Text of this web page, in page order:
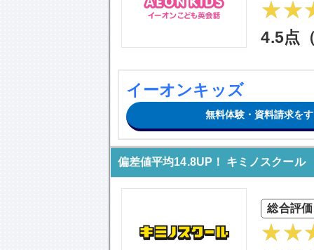
4.5点
イーオンキッズ
無料体験・資料請求を
偏差値平均14.8UP！ キミノスクール
総合評価